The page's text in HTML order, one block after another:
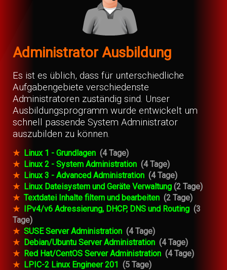
Administrator Ausbildung
Es ist es üblich, dass für unterschiedliche
Aufgabengebiete verschiedenste
Administratoren zuständig sind. Unser
Ausbildungsprogramm wurde entwickelt um
schnell passende System Administrator
auszubilden zu können.
★ Linux 1 - Grundlagen (4 Tage)
★ Linux 2 - System Administration (4 Tage)
★ Linux 3 - Advanced Administration (4 Tage)
★ Linux Dateisystem und Geräte Verwaltung (2 Tage)
★ Textdatei Inhalte filtern und bearbeiten (2 Tage)
★ IPv4/v6 Adressierung, DHCP, DNS und Routing (3
Tage)
★ SUSE Server Administration (4 Tage)
★ Debian/Ubuntu Server Administration (4 Tage)
★ Red Hat/CentOS Server Administration (4 Tage)
★ LPIC-2 Linux Engineer 201 (5 Tage)